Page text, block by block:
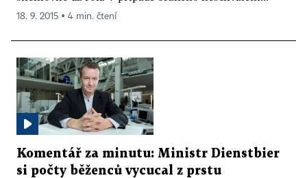
18. 9. 2015 ▪ 4 min. čtení
Komentář za minutu: Ministr Dienstbier
si počty běženců vycucal z prstu